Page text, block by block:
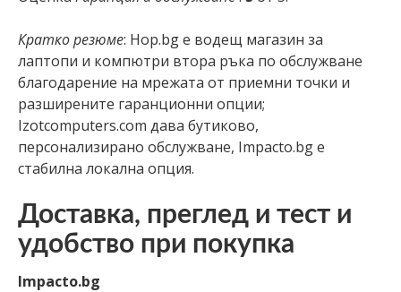
Кратко резюме: Hop.bg е водещ магазин за
лаптопи и компютри втора ръка по обслужване
благодарение на мрежата от приемни точки и
разширените гаранционни опции;
Izotcomputers.com дава бутиково,
персонализирано обслужване, Impacto.bg е
стабилна локална опция.
Доставка, преглед и тест и
удобство при покупка
Impacto.bg